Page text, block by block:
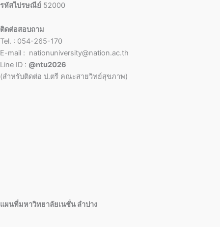
รหัสไปรษณีย์ 52000
ติดต่อสอบถาม
Tel. : 054-265-170
E-mail : nationuniversity@nation.ac.th
Line ID : @ntu2026
(สำหรับติดต่อ ป.ตรี คณะสายวิทย์สุขภาพ)
แผนที่มหาวิทยาลัยเนชั่น ลำปาง